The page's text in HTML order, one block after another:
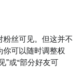
粉丝可见。但这并不
你可以随时调整权
”或“部分好友可